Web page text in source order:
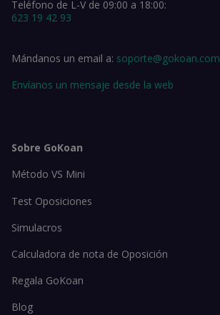
Teléfono de L-V de 09:00 a 18:00:
623 19 42 93
Mándanos un email a: soporte@gokoan.com
Envíanos un mensaje desde la web
Sobre GoKoan
Método VS Mini
Test Oposiciones
Simulacros
Calculadora de nota de Oposición
Regala GoKoan
Blog